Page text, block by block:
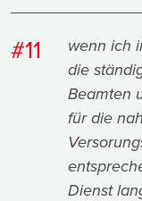
#11
wenn ich
die
Beamten
für die
Dienst